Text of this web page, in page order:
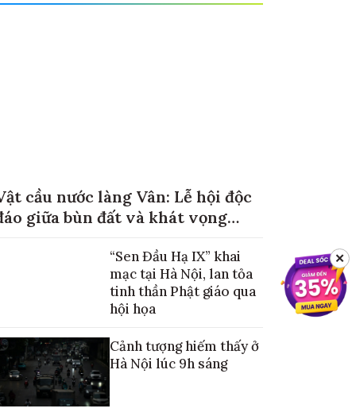
cầu nước làng Vân: Lễ hội độc
giữa bùn đất và khát vọng
“Sen Đầu Hạ IX” khai
mạc tại Hà Nội, lan tỏa
tinh thần Phật giáo qua
hội họa
Cảnh tượng hiếm thấy ở
Hà Nội lúc 9h sáng
✕